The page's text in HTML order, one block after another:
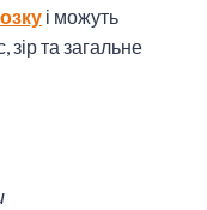
і можуть
та загальне